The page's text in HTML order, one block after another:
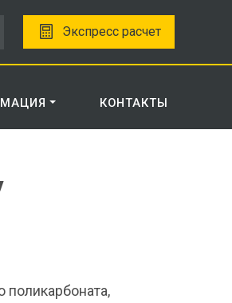
Экспресс расчет
КОНТАКТЫ
поликарбоната,